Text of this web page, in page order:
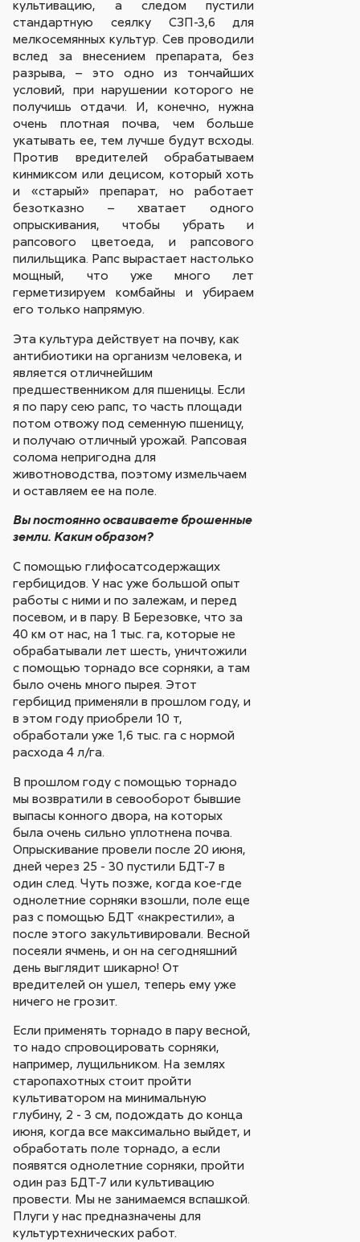
культивацию, а следом пустили
стандартную сеялку СЗП-3,6 для
мелкосемянных культур. Сев проводили
вслед за внесением препарата, без
разрыва, – это одно из тончайших
условий, при нарушении которого не
получишь отдачи. И, конечно, нужна
очень плотная почва, чем больше
укатывать ее, тем лучше будут всходы.
Против вредителей обрабатываем
кинмиксом или децисом, который хоть
и «старый» препарат, но работает
безотказно – хватает одного
опрыскивания, чтобы убрать и
рапсового цветоеда, и рапсового
пилильщика. Рапс вырастает настолько
мощный, что уже много лет
герметизируем комбайны и убираем
его только напрямую.
Эта культура действует на почву, как
антибиотики на организм человека, и
является отличнейшим
предшественником для пшеницы. Если
я по пару сею рапс, то часть площади
потом отвожу под семенную пшеницу,
и получаю отличный урожай. Рапсовая
солома непригодна для
животноводства, поэтому измельчаем
и оставляем ее на поле.
Вы постоянно осваиваете брошенные
земли. Каким образом?
С помощью глифосатсодержащих
гербицидов. У нас уже большой опыт
работы с ними и по залежам, и перед
посевом, и в пару. В Березовке, что за
40 км от нас, на 1 тыс. га, которые не
обрабатывали лет шесть, уничтожили
с помощью торнадо все сорняки, а там
было очень много пырея. Этот
гербицид применяли в прошлом году, и
в этом году приобрели 10 т,
обработали уже 1,6 тыс. га с нормой
расхода 4 л/га.
В прошлом году с помощью торнадо
мы возвратили в севооборот бывшие
выпасы конного двора, на которых
была очень сильно уплотнена почва.
Опрыскивание провели после 20 июня,
дней через 25 - 30 пустили БДТ-7 в
один след. Чуть позже, когда кое-где
однолетние сорняки взошли, поле еще
раз с помощью БДТ «накрестили», а
после этого закультивировали. Весной
посеяли ячмень, и он на сегодняшний
день выглядит шикарно! От
вредителей он ушел, теперь ему уже
ничего не грозит.
Если применять торнадо в пару весной,
то надо спровоцировать сорняки,
например, лущильником. На землях
старопахотных стоит пройти
культиватором на минимальную
глубину, 2 - 3 см, подождать до конца
июня, когда все максимально выйдет, и
обработать поле торнадо, а если
появятся однолетние сорняки, пройти
один раз БДТ-7 или культивацию
провести. Мы не занимаемся вспашкой.
Плуги у нас предназначены для
культуртехнических работ.